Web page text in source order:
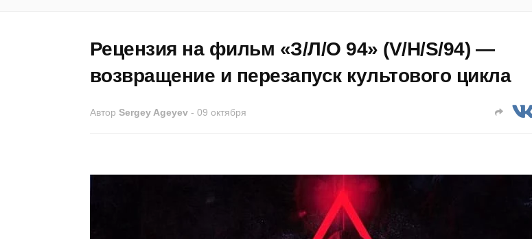
Рецензия на фильм «З/Л/О 94» (V/H/S/94) —
возвращение и перезапуск культового цикла
Автор Sergey Ageyev - 09 октября